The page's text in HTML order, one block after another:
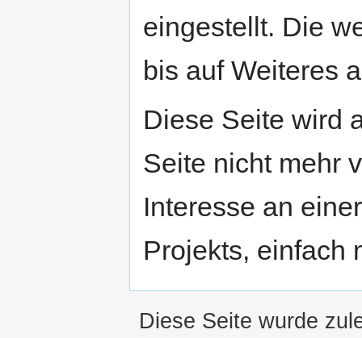
eingestellt. Die
bis auf Weiteres
Diese Seite wird
Seite nicht mehr
Interesse an
Projekts, einfach
Diese Seite wurde